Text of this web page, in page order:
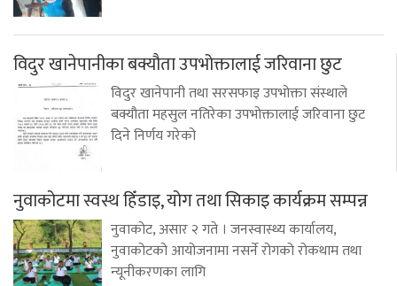
विदुर खानेपानीका बक्यौता उपभोक्तालाई जरिवाना छुट
विदुर खानेपानी तथा सरसफाइ उपभोक्ता संस्थाले
बक्यौता महसुल नतिरेका उपभोक्तालाई जरिवाना छुट
दिने निर्णय गरेको
नुवाकोटमा स्वस्थ हिँडाइ, योग तथा सिकाइ कार्यक्रम सम्पन्न
नुवाकोट, असार २ गते । जनस्वास्थ्य कार्यालय,
नुवाकोटको आयोजनामा नसर्ने रोगको रोकथाम तथा
न्यूनीकरणका लागि